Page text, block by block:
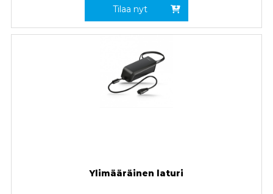
Tilaa nyt
Ylimääräinen laturi